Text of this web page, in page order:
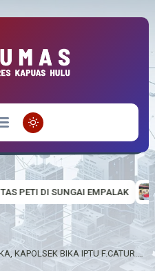
Polsek Empanang